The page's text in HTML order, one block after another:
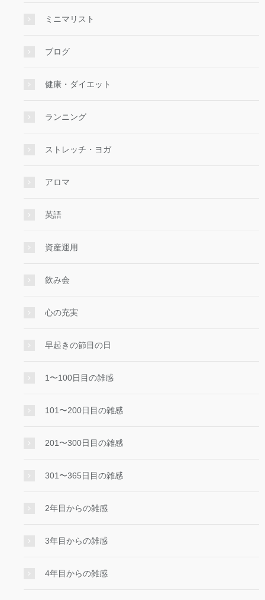
ミニマリスト
ブログ
健康・ダイエット
ランニング
ストレッチ・ヨガ
アロマ
英語
資産運用
飲み会
心の充実
早起きの節目の日
1〜100日目の雑感
101〜200日目の雑感
201〜300日目の雑感
301〜365日目の雑感
2年目からの雑感
3年目からの雑感
4年目からの雑感